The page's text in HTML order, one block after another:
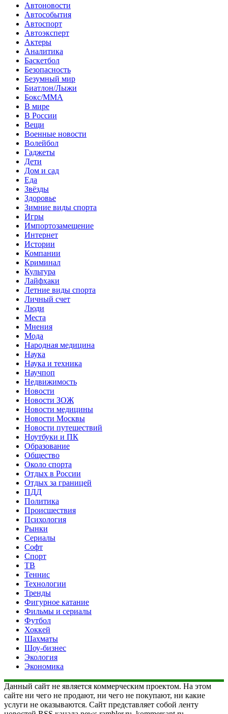
Автоновости
Автособытия
Автоспорт
Автоэксперт
Актеры
Аналитика
Баскетбол
Безопасность
Безумный мир
Биатлон/Лыжи
Бокс/MMA
В мире
В России
Вещи
Военные новости
Волейбол
Гаджеты
Дети
Дом и сад
Еда
Звёзды
Здоровье
Зимние виды спорта
Игры
Импортозамещение
Интернет
Истории
Компании
Криминал
Культура
Лайфхаки
Летние виды спорта
Личный счет
Люди
Места
Мнения
Мода
Народная медицина
Наука
Наука и техника
Научпоп
Недвижимость
Новости
Новости ЗОЖ
Новости медицины
Новости Москвы
Новости путешествий
Ноутбуки и ПК
Образование
Общество
Около спорта
Отдых в России
Отдых за границей
ПДД
Политика
Происшествия
Психология
Рынки
Сериалы
Софт
Спорт
ТВ
Теннис
Технологии
Тренды
Фигурное катание
Фильмы и сериалы
Футбол
Хоккей
Шахматы
Шоу-бизнес
Экология
Экономика
Данный сайт не является коммерческим проектом. На этом
сайте ни чего не продают, ни чего не покупают, ни какие
услуги не оказываются. Сайт представляет собой ленту